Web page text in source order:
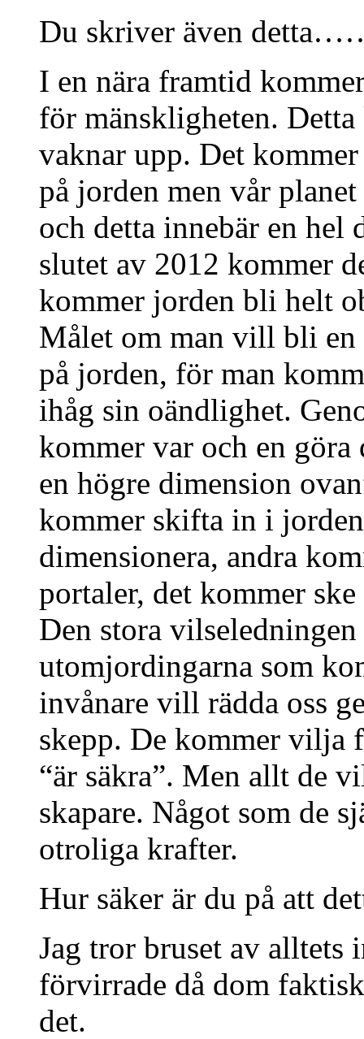
Du skriver även
I en nära framtid
för mänskligheten.
vaknar upp. Det
på jorden men vår
och detta innebär en
slutet av 2012 kommer
kommer jorden bli helt
Målet om man vill bli en
på jorden, för man
ihåg sin oändlighet.
kommer var och en
en högre dimension
kommer skifta in i
dimensionera, andra
portaler, det kommer
Den stora
utomjordingarna som
invånare vill rädda oss
skepp. De kommer vilja
“är säkra”. Men allt de
skapare. Något som de
otroliga krafter.
Hur säker är du på att
Jag tror bruset av alltets
förvirrade då dom
det.